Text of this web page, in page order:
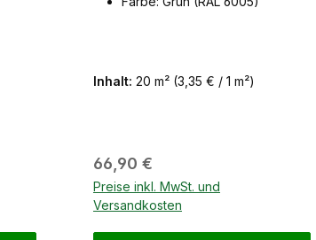
Inhalt: 20 m² (3,35 € / 1 m²)
Regulärer Preis:
66,90 €
Preise inkl. MwSt. und
Versandkosten